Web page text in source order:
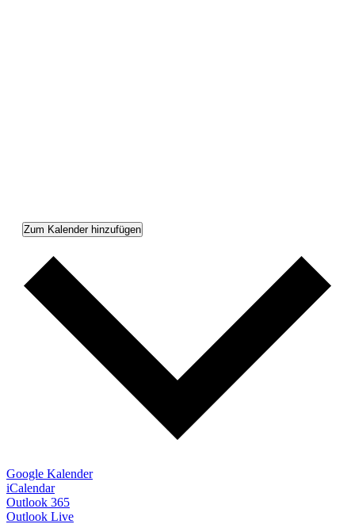
Zum Kalender hinzufügen
Google Kalender
iCalendar
Outlook 365
Outlook Live